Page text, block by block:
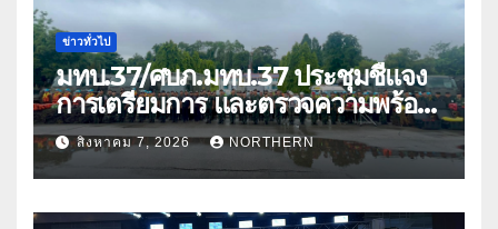
ข่าวทั่วไป
มทบ.37/ศบภ.มทบ.37 ประชุมชี้แจง
การเตรียมการ และตรวจความพร้อม
ด้านการบรรเทาสาธารณภัย
สิงหาคม 7, 2026 NORTHERN